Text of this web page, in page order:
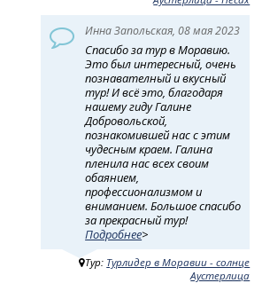
Инна Запольская, 08 мая 2023
Спасибо за тур в Моравию.
Это был интересный, очень
познавателный и вкусный
тур! И всё это, благодаря
нашему гиду Галине
Добровольской,
познакомившей нас с этим
чудесным краем. Галина
пленила нас всех своим
обаянием,
профессионализмом и
вниманием. Большое спасибо
за прекрасный тур!
Подробнее>
Тур: Турлидер в Моравии - солнце
Аустерлица